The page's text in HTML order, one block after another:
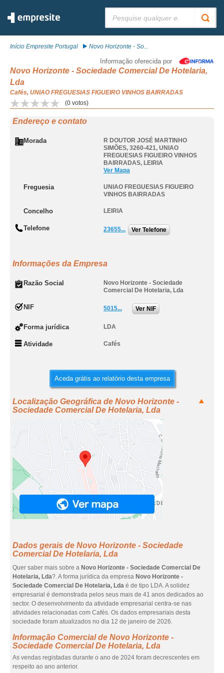
Início Empresite Portugal Novo Horizonte - So...
Informação oferecida por
Novo Horizonte - Sociedade Comercial De Hotelaria,
Lda
Cafés, UNIAO FREGUESIAS FIGUEIRO VINHOS BAIRRADAS
(0 votos)
Endereço e contato
Morada
R DOUTOR JOSÉ MARTINHO
SIMÕES, 3260-421, UNIAO
FREGUESIAS FIGUEIRO VINHOS
BAIRRADAS, LEIRIA
Ver Mapa
Freguesia
UNIAO FREGUESIAS FIGUEIRO
VINHOS BAIRRADAS
Concelho LEIRIA
Telefone 23655... Ver Telefone
Informações da Empresa
Razão Social
Novo Horizonte - Sociedade
Comercial De Hotelaria, Lda
NIF 5015... Ver NIF
Forma jurídica LDA
Atividade Cafés
Aceda grátis ao relatório desta empresa
Localização Geográfica de Novo Horizonte -
Sociedade Comercial De Hotelaria, Lda
Dados gerais de Novo Horizonte - Sociedade
Comercial De Hotelaria, Lda
Quer saber mais sobre a Novo Horizonte - Sociedade Comercial De
Hotelaria, Lda?. A forma jurídica da empresa Novo Horizonte -
Sociedade Comercial De Hotelaria, Lda é de tipo LDA. A solidez
empresarial é demonstrada pelos seus mais de 41 anos dedicados ao
sector. O desenvolvimento da atividade empresarial centra-se nas
atividades relacionadas com Cafés. Os dados empresariais desta
sociedade foram atualizados no dia 12 de janeiro de 2026.
Informação Comercial de Novo Horizonte -
Sociedade Comercial De Hotelaria, Lda
As vendas registadas durante o ano de 2024 foram decrescentes em
respeito ao ano anterior.